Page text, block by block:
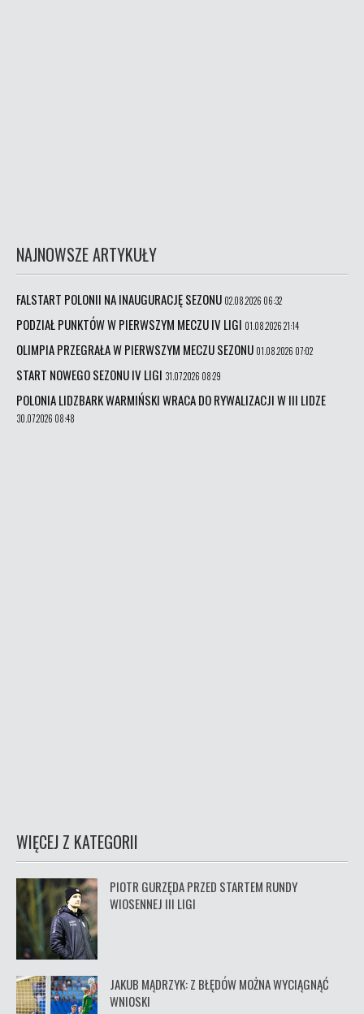
NAJNOWSZE ARTYKUŁY
FALSTART POLONII NA INAUGURACJĘ SEZONU 02.08.2026 06:32
PODZIAŁ PUNKTÓW W PIERWSZYM MECZU IV LIGI 01.08.2026 21:14
OLIMPIA PRZEGRAŁA W PIERWSZYM MECZU SEZONU 01.08.2026 07:02
START NOWEGO SEZONU IV LIGI 31.07.2026 08:29
POLONIA LIDZBARK WARMIŃSKI WRACA DO RYWALIZACJI W III LIDZE
30.07.2026 08:48
WIĘCEJ Z KATEGORII
PIOTR GURZĘDA PRZED STARTEM RUNDY
WIOSENNEJ III LIGI
JAKUB MĄDRZYK: Z BŁĘDÓW MOŻNA WYCIĄGNĄĆ
WNIOSKI